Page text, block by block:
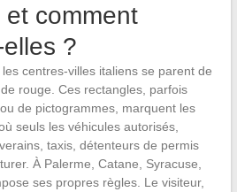
comment
?
centres-villes italiens se parent de
rouge. Ces rectangles, parfois
de pictogrammes, marquent les
seuls les véhicules autorisés,
taxis, détenteurs de permis
À Palerme, Catane, Syracuse,
ses propres règles. Le visiteur,